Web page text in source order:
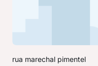
rua marechal pimentel